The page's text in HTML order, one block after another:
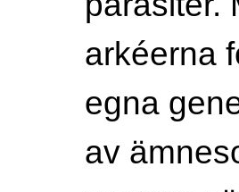
arkéerna
egna
av